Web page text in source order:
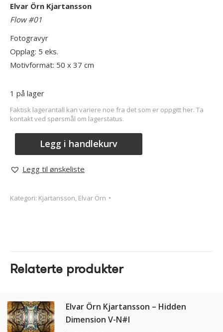
Elvar Örn Kjartansson
Flow #01
Fotogravyr
Opplag: 5 eks.
Motivformat: 50 x 37 cm
1 på lager
Faktisk lagerantall kan variere noe fra det som er oppgitt her. Ta
kontakt ved spørsmål om lagerstatus.
Legg i handlekurv
Legg til ønskeliste
Kategori: Kjartansson, Elvar Örn
Relaterte produkter
Elvar Örn Kjartansson – Hidden
Dimension V-N#I